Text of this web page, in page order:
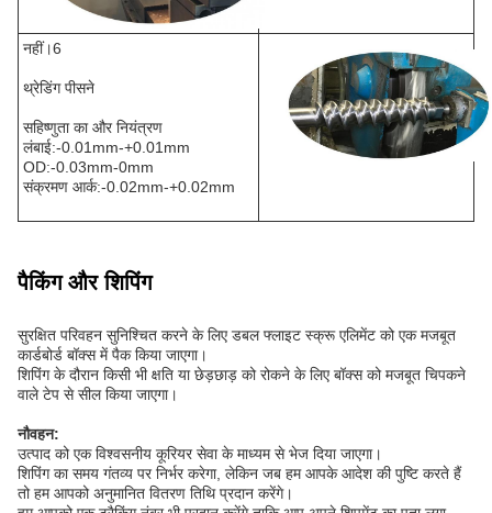
नहीं।6
थ्रेडिंग पीसने
सहिष्णुता का और नियंत्रण
लंबाई:-0.01mm-+0.01mm
OD:-0.03mm-0mm
संक्रमण आर्क:-0.02mm-+0.02mm
पैकिंग और शिपिंग
सुरक्षित परिवहन सुनिश्चित करने के लिए डबल फ्लाइट स्क्रू एलिमेंट को एक मजबूत
कार्डबोर्ड बॉक्स में पैक किया जाएगा।
शिपिंग के दौरान किसी भी क्षति या छेड़छाड़ को रोकने के लिए बॉक्स को मजबूत चिपकने
वाले टेप से सील किया जाएगा।
नौवहन:
उत्पाद को एक विश्वसनीय कूरियर सेवा के माध्यम से भेज दिया जाएगा।
शिपिंग का समय गंतव्य पर निर्भर करेगा, लेकिन जब हम आपके आदेश की पुष्टि करते हैं
तो हम आपको अनुमानित वितरण तिथि प्रदान करेंगे।